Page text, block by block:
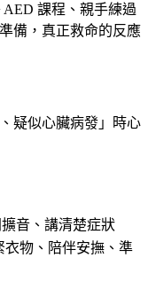
課程、親手練過
備，真正救命的反應
疑似心臟病發」時心
音、講清楚症狀
物、陪伴安撫、準